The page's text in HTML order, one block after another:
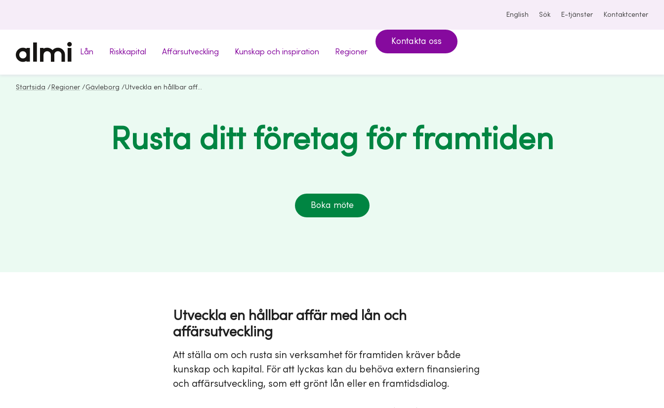
English Sök E-tjänster Kontaktcenter
Lån Riskkapital Affärsutveckling Kunskap och inspiration Regioner
Kontakta oss
Startsida / Regioner /Gävleborg / Utveckla en hållbar affär
Rusta ditt företag för framtiden
Boka möte
Utveckla en hållbar affär med lån och
affärsutveckling
Att ställa om och rusta sin verksamhet för framtiden kräver både
kunskap och kapital. För att lyckas kan du behöva extern finansiering
och affärsutveckling, som ett grönt lån eller en framtidsdialog.